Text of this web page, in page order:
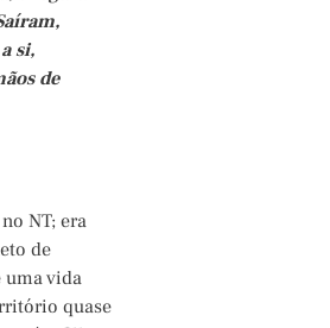
si,
de
NT; era
de
uma vida
quase